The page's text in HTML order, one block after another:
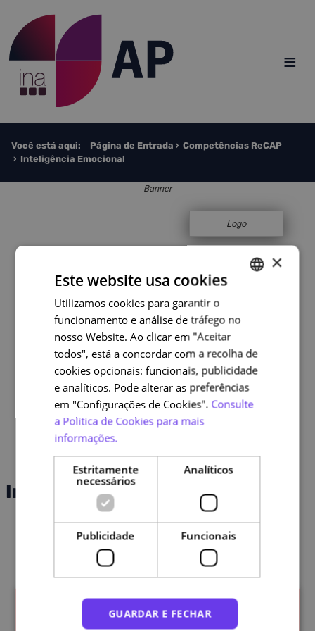
≡
Você está aqui: Página de Entrada
Competências ReCAP
Inteligência Emocional
Banner
Logo
Inteligência Emocional
Cursos relacionados
ENGLISH
×
Este website usa cookies
Utilizamos cookies para garantir o
funcionamento e análise de tráfego no
nosso Website. Ao clicar em "Aceitar
todos", está a concordar com a recolha de
cookies opcionais: funcionais, publicidade
e analíticos. Pode alterar as preferências
em "Configurações de Cookies". Consulte
a Política de Cookies para mais
informações.
Estritamente
necessários
Analíticos
Publicidade Funcionais
GUARDAR E FECHAR